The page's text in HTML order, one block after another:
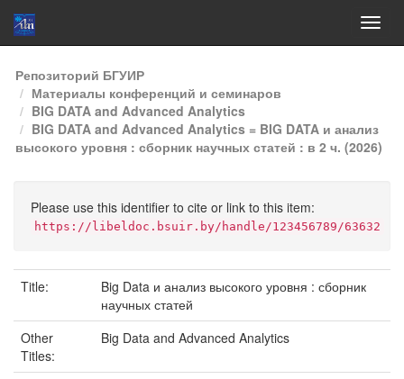
Skip
navigation
Репозиторий БГУИР
Материалы конференций и семинаров
BIG DATA and Advanced Analytics
BIG DATA and Advanced Analytics = BIG DATA и анализ
высокого уровня : сборник научных статей : в 2 ч. (2026)
Please use this identifier to cite or link to this item:
https://libeldoc.bsuir.by/handle/123456789/63632
Title:
Big Data и анализ высокого уровня : сборник
научных статей
Other
Titles:
Big Data and Advanced Analytics